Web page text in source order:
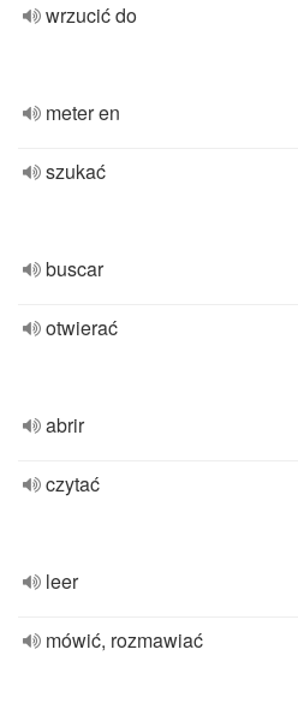
wrzucić do
meter en
szukać
buscar
otwierać
abrir
czytać
leer
mówić, rozmawiać